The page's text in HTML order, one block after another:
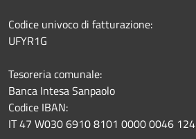
Codice univoco di fatturazione:
UFYR1G
Tesoreria comunale:
Banca Intesa Sanpaolo
Codice IBAN:
IT 47 W030 6910 8101 0000 0046 124